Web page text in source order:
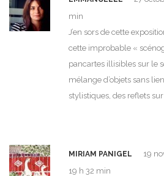
min
J’en sors de cette
cette improbable «
pancartes illisibles sur le
mélange d’objets sans
stylistiques, des reflets
MIRIAM PANIGEL
19
19 h 32 min